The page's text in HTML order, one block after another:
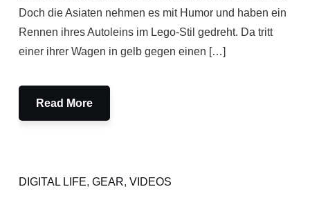
Doch die Asiaten nehmen es mit Humor und haben ein
Rennen ihres Autoleins im Lego-Stil gedreht. Da tritt
einer ihrer Wagen in gelb gegen einen […]
Read More
DIGITAL LIFE, GEAR, VIDEOS